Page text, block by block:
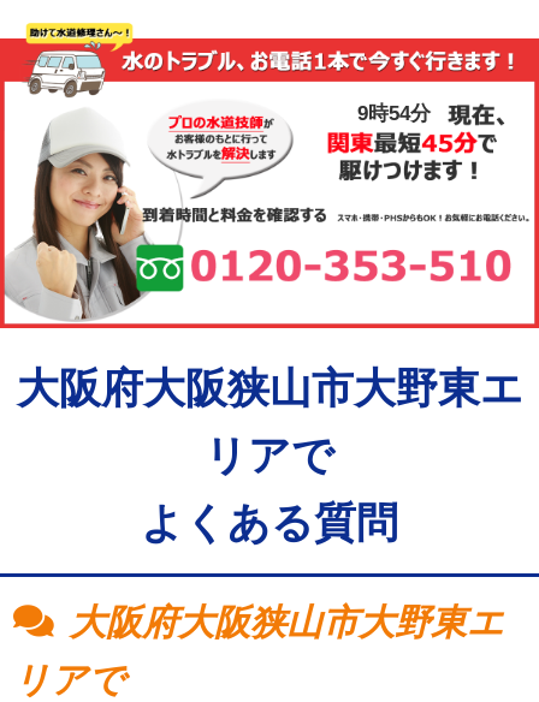
9時54分
大阪府大阪狭山市大野東エ
リアで
よくある質問
大阪府大阪狭山市大野東エ
リアで